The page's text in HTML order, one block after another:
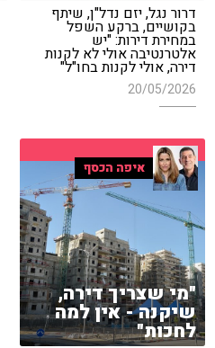
דרור נגל, יזם נדל"ן, שיתף
בקושיים, ברקע השפל
במחירת דירות: "יש
אלטרנטיבה אולי לא לקנות
דירה, אולי לקנות בחו"ל"
20/05/2026
איפה הכסף
"מי שצריך דירה,
שיקנה - אין למה
לחכות"